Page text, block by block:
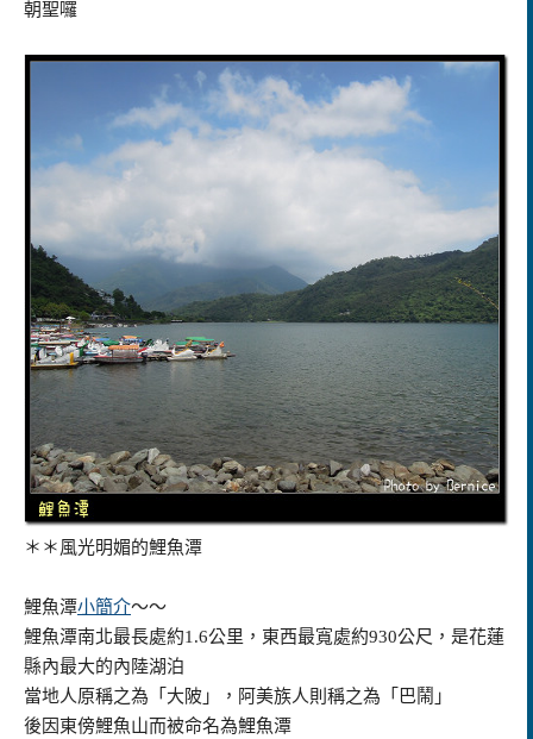
朝聖囉
＊＊風光明媚的鯉魚潭
鯉魚潭小簡介～～
鯉魚潭南北最長處約1.6公里，東西最寬處約930公尺，是花蓮
縣內最大的內陸湖泊
當地人原稱之為「大陂」，阿美族人則稱之為「巴鬧」
後因東傍鯉魚山而被命名為鯉魚潭